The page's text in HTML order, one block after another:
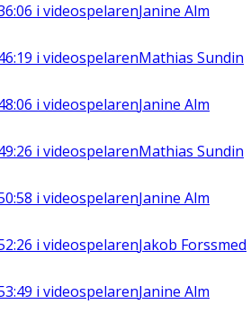
i videospelarenJanine Alm
i videospelarenMathias Sundin
i videospelarenJanine Alm
i videospelarenMathias Sundin
i videospelarenJanine Alm
i videospelarenJakob Forssmed
i videospelarenJanine Alm